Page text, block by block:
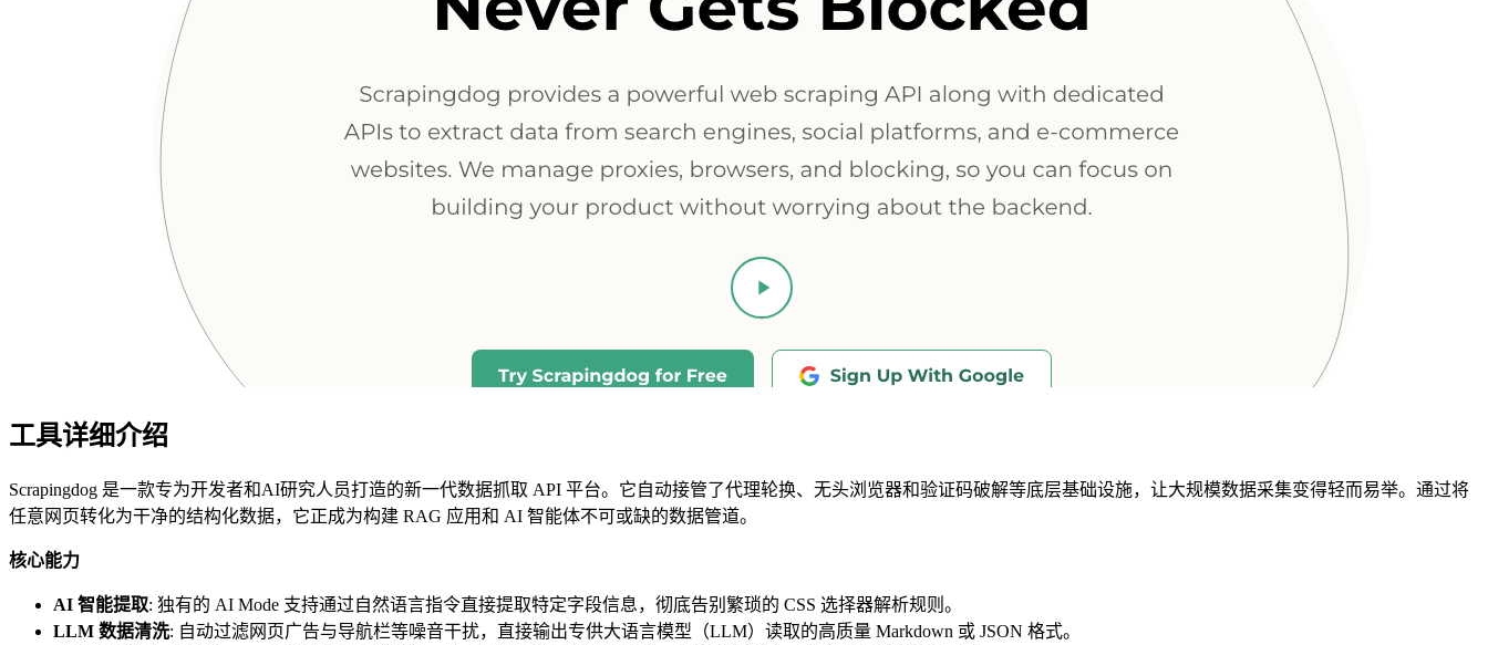
工具详细介绍
Scrapingdog 是一款专为开发者和AI研究人员打造的新一代数据抓取 API 平台。它自动接管了代理轮换、无头浏览器和验证码破解等底层基础设施，让大规模数据采集变得轻而易举。通过将
任意网页转化为干净的结构化数据，它正成为构建 RAG 应用和 AI 智能体不可或缺的数据管道。
核心能力
AI 智能提取: 独有的 AI Mode 支持通过自然语言指令直接提取特定字段信息，彻底告别繁琐的 CSS 选择器解析规则。
LLM 数据清洗: 自动过滤网页广告与导航栏等噪音干扰，直接输出专供大语言模型（LLM）读取的高质量 Markdown 或 JSON 格式。